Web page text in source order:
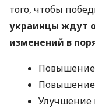
того, чтобы
украинцы ждут
изменений в
Повышение
Улучшение